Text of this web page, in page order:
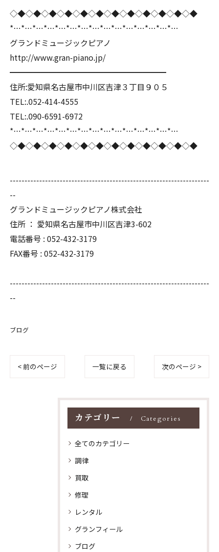
◇◆◇◆◇◆◇◆◇◆◇◆◇◆◇◆◇◆◇◆◇◆◇◆
*…*…*…*…*…*…*…*…*…*…*…*…*…*…*…
グランドミュージックピアノ
http://www.gran-piano.jp/
━━━━━━━━━━━━━━━━━━━━
住所:愛知県名古屋市中川区吉津３丁目９０５
TEL:.052-414-4555
TEL:.090-6591-6972
*…*…*…*…*…*…*…*…*…*…*…*…*…*…*…
◇◆◇◆◇◆◇◆◇◆◇◆◇◆◇◆◇◆◇◆◇◆◇◆
--------------------------------------------------------------------
--
グランドミュージックピアノ株式会社
住所 ： 愛知県名古屋市中川区吉津3-602
電話番号 : 052-432-3179
FAX番号 : 052-432-3179
--------------------------------------------------------------------
--
ブログ
< 前のページ 一覧に戻る 次のページ >
カテゴリー Categories
全てのカテゴリー
調律
買取
修理
レンタル
グランフィール
ブログ